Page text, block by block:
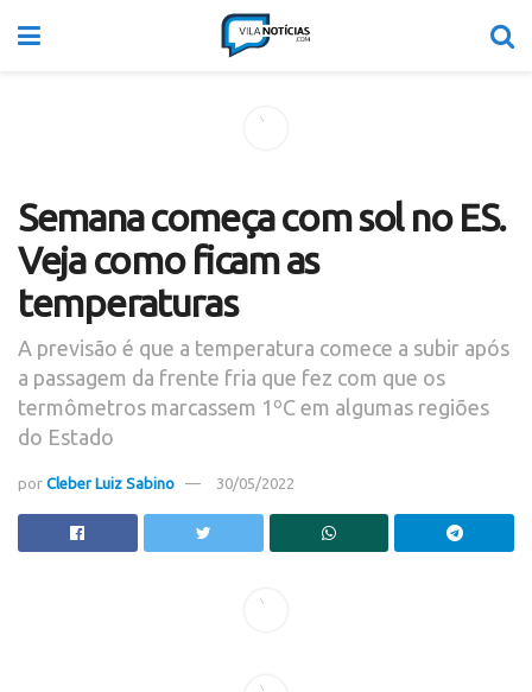
Semana começa com sol no ES.
Veja como ficam as
temperaturas
A previsão é que a temperatura comece a subir após
a passagem da frente fria que fez com que os
termômetros marcassem 1ºC em algumas regiões
do Estado
por Cleber Luiz Sabino 30/05/2022